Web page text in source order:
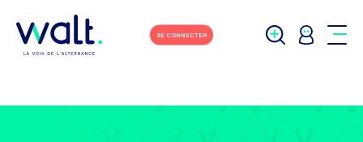
SE CONNECTER